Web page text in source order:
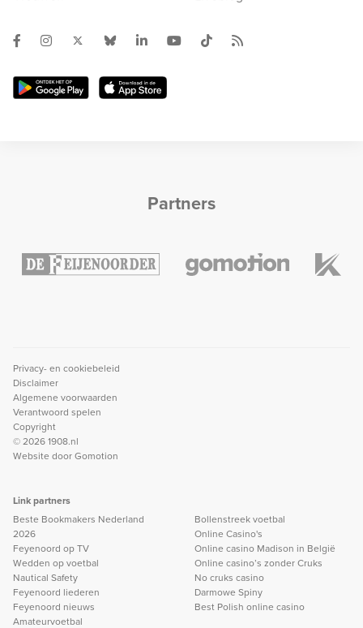
Partners
Privacy- en cookiebeleid
Disclaimer
Algemene voorwaarden
Verantwoord spelen
Copyright
© 2026 1908.nl
Website doorGomotion
Link partners
Beste Bookmakers Nederland
2026
Feyenoord op TV
Wedden op voetbal
Nautical Safety
Feyenoord liederen
Feyenoord nieuws
Amateurvoetbal
Bollenstreek voetbal
Online Casino's
Online casino Madison in België
Online casino’s zonder Cruks
No cruks casino
Darmowe Spiny
Best Polish online casino